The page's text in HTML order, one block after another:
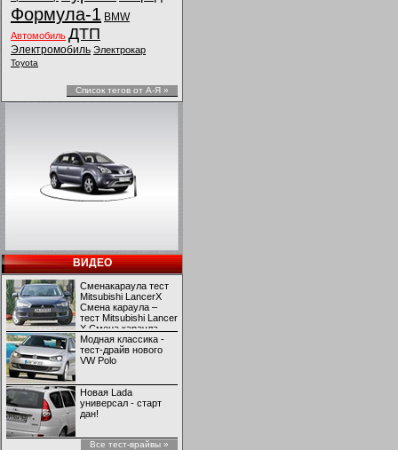
Формула-1 BMW
Автомобиль ДТП
Электромобиль Электрокар
Toyota
Список тегов от А-Я »
ВИДЕО
Сменакараула тест
Mitsubishi LancerX
Смена караула –
тест Mitsubishi Lancer
X Смена караула –
тест Mitsubishi Lancer
X
Модная классика -
тест-драйв нового
VW Polo
Новая Lada
универсал - старт
дан!
Все тест-врайвы »